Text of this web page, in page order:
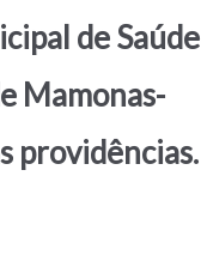
de Saúde
Mamonas-
providências.